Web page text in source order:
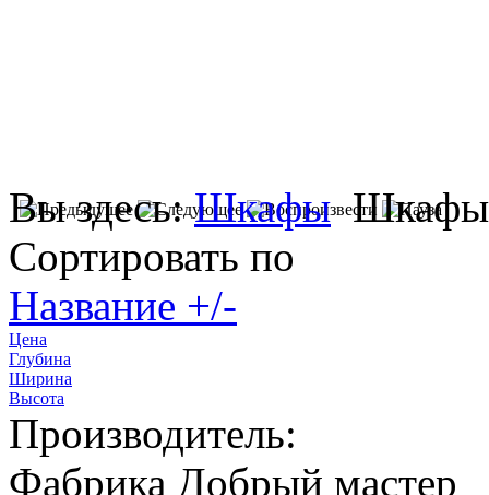
Вы здесь:Шкафы
Сортировать по
Название +/-
Цена
Глубина
Ширина
Высота
Производитель:
Фабрика Добрый мастер